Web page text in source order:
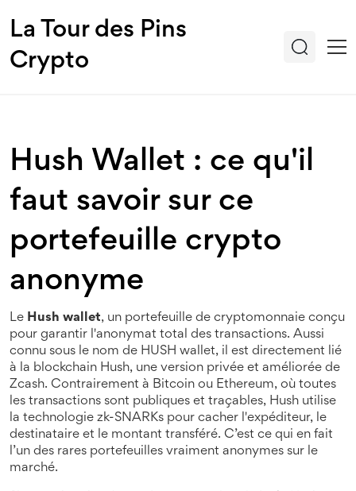
La Tour des Pins
Crypto
Hush Wallet : ce qu'il
faut savoir sur ce
portefeuille crypto
anonyme
Le Hush wallet, un portefeuille de cryptomonnaie conçu
pour garantir l'anonymat total des transactions. Aussi
connu sous le nom de HUSH wallet, il est directement lié
à la blockchain Hush, une version privée et améliorée de
Zcash. Contrairement à Bitcoin ou Ethereum, où toutes
les transactions sont publiques et traçables, Hush utilise
la technologie zk-SNARKs pour cacher l'expéditeur, le
destinataire et le montant transféré. C’est ce qui en fait
l’un des rares portefeuilles vraiment anonymes sur le
marché.